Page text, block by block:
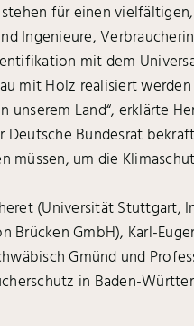
für einen
Ingenieure,
mit dem
mit Holz realisiert
Land“, erklärte
Bundesrat
um die
(Universität
GmbH), Karl-
Gmünd und
in Baden-